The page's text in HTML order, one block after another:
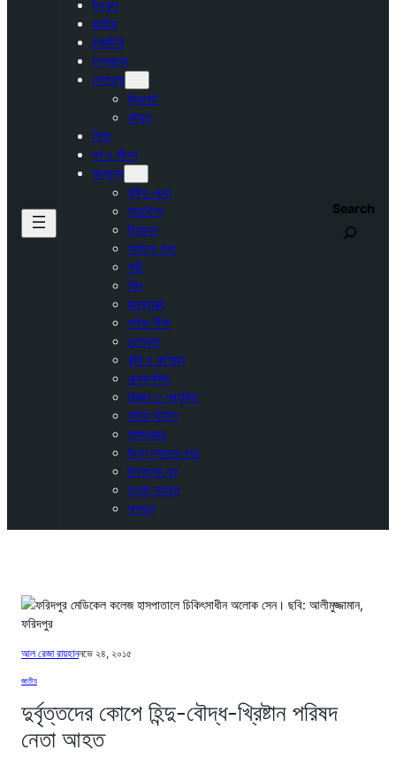
উপকূল
জাতীয়
রাজনীতি
দৃশ্যকাব্য
খেলাধুলা
ক্রিকেট
ফুটবল
শিক্ষা
ধর্ম ও জীবন
অন্যান্য
মুক্তি-কথা
সারাবিশ্ব
বিনোদন
সাহিত্য কথা
নারী
শিশু
জনস্বাস্থ্য
লাইভ টিভি
খেলাধুলা
কৃষি ও বাণিজ্য
এক্সক্লুসিভ
বিজ্ঞান ও প্রযুক্তি
লাইফ স্টাইল
সাক্ষাৎকার
ভিন্ন স্বাদের খবর
উপকূলের মুখ
তৃণমূল সংলাপ
অপরাধ
Search
আল রেজা রায়হাননভে ২৪, ২০১৫
জাতীয়
দুর্বৃত্তদের কোপে হিন্দু-বৌদ্ধ-খ্রিষ্টান পরিষদ
নেতা আহত